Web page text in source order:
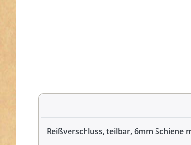
Reißverschluss, teilbar, 6mm Schiene